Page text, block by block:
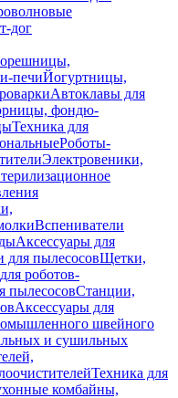
дог
печиЙогуртницы,
Автоклавы для
фондю-
Техника для
Роботы-
Электровеники,
Вспениватели
Аксессуары для
для пылесосовЩетки,
роботов-
пылесосовСтанции,
Аксессуары для
швейного
и сушильных
Техника для
комбайны,